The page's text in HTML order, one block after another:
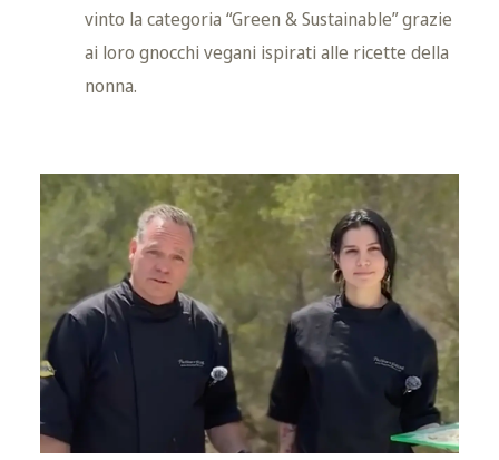
vinto la categoria “Green & Sustainable” grazie
ai loro gnocchi vegani ispirati alle ricette della
nonna.